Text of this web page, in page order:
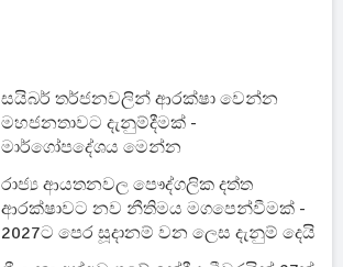
සයිබර් තර්ජනවලින් ආරක්ෂා වෙන්න
මහජනතාවට දැනුම්දීමක් -
මාර්ගෝපදේශය මෙන්න
රාජ්‍ය ආයතනවල පෞද්ගලික දත්ත
ආරක්ෂාවට නව නීතිමය මගපෙන්වීමක් -
2027ට පෙර සූදානම් වන ලෙස දැනුම් දෙයි